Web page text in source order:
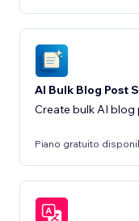
AI Bulk Blog Post
Create bulk AI
Piano gratuito